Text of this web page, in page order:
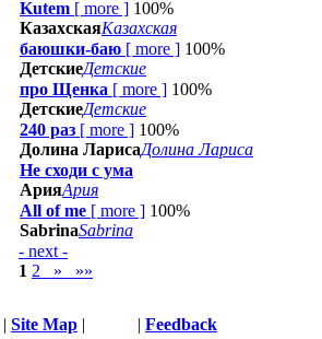
Kutem [ more ] 100%
КазахскаяКазахская
баюшки-баю [ more ] 100%
ДетскиеДетские
про Щенка [ more ] 100%
ДетскиеДетские
240 раз [ more ] 100%
Долина ЛарисаДолина Лариса
Не сходи с ума
АрияАрия
All of me [ more ] 100%
SabrinaSabrina
- next -
1 2 » »»
| Site Map | | Feedback